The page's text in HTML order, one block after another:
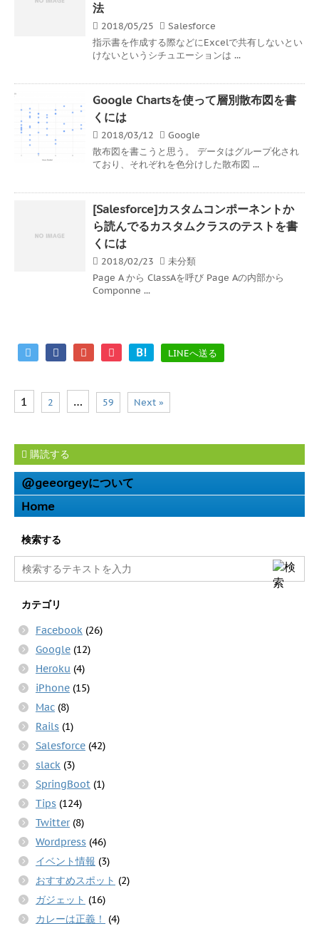
法
2018/05/25
Salesforce
指示書を作成する際などにExcelで共有しないとい
けないというシチュエーションは ...
Google Chartsを使って層別散布図を書
くには
2018/03/12
Google
散布図を書こうと思う。 データはグループ化され
ており、それぞれを色分けした散布図 ...
[Salesforce]カスタムコンポーネントか
ら読んでるカスタムクラスのテストを書
くには
2018/02/23
未分類
Page A から ClassAを呼び Page Aの内部から
Componne ...
B! LINEへ送る
1 2 … 59 Next »
購読する
@geeorgeyについて
Home
検索する
カテゴリ
Facebook (26)
Google (12)
Heroku (4)
iPhone (15)
Mac (8)
Rails (1)
Salesforce (42)
slack (3)
SpringBoot (1)
Tips (124)
Twitter(8)
Wordpress (46)
イベント情報 (3)
おすすめスポット (2)
ガジェット (16)
カレーは正義！
(4)